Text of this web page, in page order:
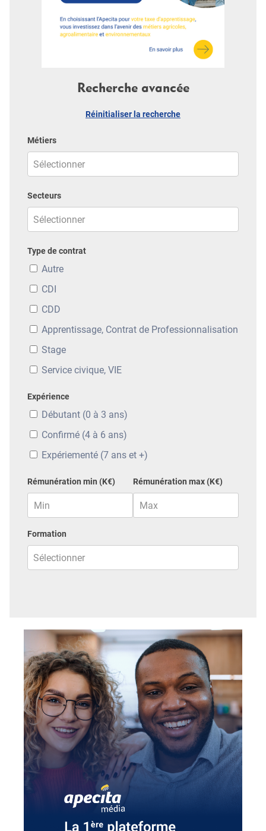
Recherche avancée
Réinitialiser la recherche
Métiers
Secteurs
Type de contrat
Autre
CDI
CDD
Apprentissage, Contrat de Professionnalisation
Stage
Service civique, VIE
Expérience
Débutant (0 à 3 ans)
Confirmé (4 à 6 ans)
Expériementé (7 ans et +)
Rémunération min (K€) Rémunération max (K€)
Formation